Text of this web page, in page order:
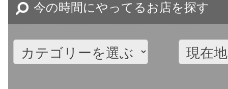
今の時間にやってるお店を探す